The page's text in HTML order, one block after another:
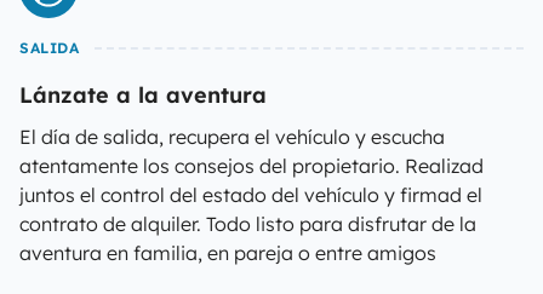
SALIDA
Lánzate a la aventura
El día de salida, recupera el vehículo y escucha
atentamente los consejos del propietario. Realizad
juntos el control del estado del vehículo y firmad el
contrato de alquiler. Todo listo para disfrutar de la
aventura en familia, en pareja o entre amigos